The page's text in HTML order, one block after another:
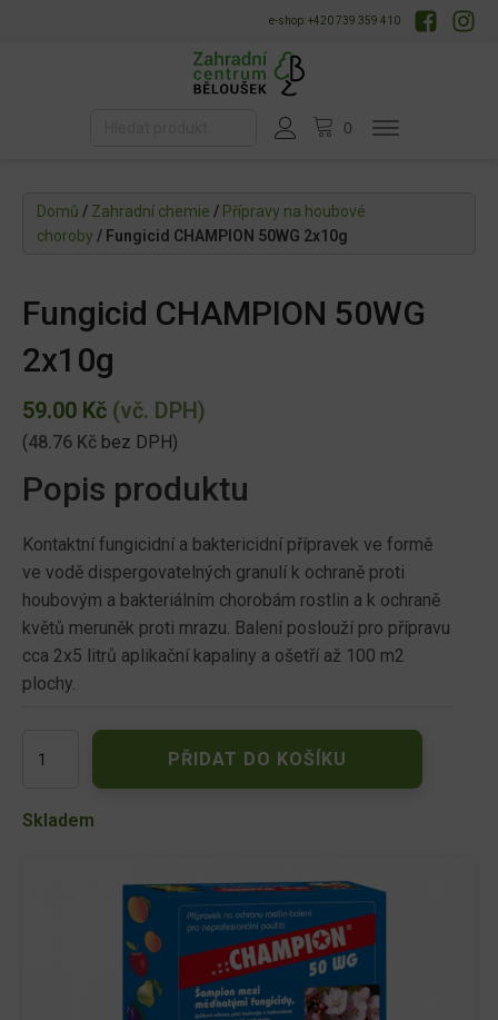
e-shop: +420 739 359 410
Domů / Zahradní chemie / Přípravy na houbové
choroby / Fungicid CHAMPION 50WG 2x10g
Fungicid CHAMPION 50WG
2x10g
59.00 Kč (vč. DPH)
(48.76 Kč bez DPH)
Popis produktu
Kontaktní fungicidní a baktericidní přípravek ve formě
ve vodě dispergovatelných granulí k ochraně proti
houbovým a bakteriálním chorobám rostlin a k ochraně
květů meruněk proti mrazu. Balení poslouží pro přípravu
cca 2x5 litrů aplikační kapaliny a ošetří až 100 m2
plochy.
CHAMPION
2x10g
PŘIDAT DO KOŠÍKU
Skladem